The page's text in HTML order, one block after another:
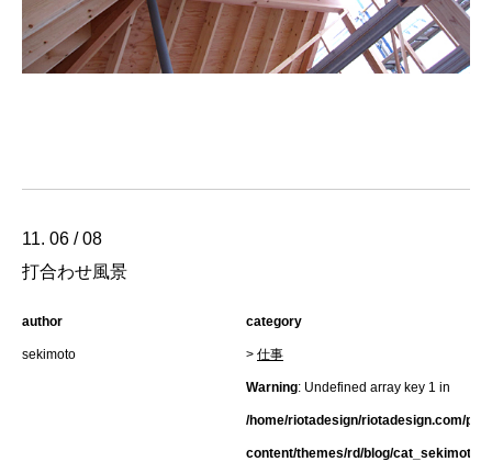
11. 06 / 08
打合わせ風景
author
sekimoto
category
> 仕事
Warning: Undefined array key 1 in
/home/riotadesign/riotadesign.com/
content/themes/rd/blog/